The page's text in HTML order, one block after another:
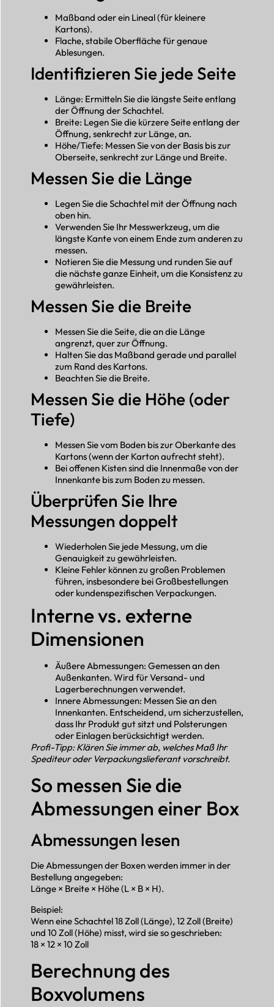
Maßband oder ein Lineal (für kleinere
Kartons).
Flache, stabile Oberfläche für genaue
Ablesungen.
Identifizieren Sie jede Seite
Länge: Ermitteln Sie die längste Seite entlang
der Öffnung der Schachtel.
Breite: Legen Sie die kürzere Seite entlang der
Öffnung, senkrecht zur Länge, an.
Höhe/Tiefe: Messen Sie von der Basis bis zur
Oberseite, senkrecht zur Länge und Breite.
Messen Sie die Länge
Legen Sie die Schachtel mit der Öffnung nach
oben hin.
Verwenden Sie Ihr Messwerkzeug, um die
längste Kante von einem Ende zum anderen zu
messen.
Notieren Sie die Messung und runden Sie auf
die nächste ganze Einheit, um die Konsistenz zu
gewährleisten.
Messen Sie die Breite
Messen Sie die Seite, die an die Länge
angrenzt, quer zur Öffnung.
Halten Sie das Maßband gerade und parallel
zum Rand des Kartons.
Beachten Sie die Breite.
Messen Sie die Höhe (oder
Tiefe)
Messen Sie vom Boden bis zur Oberkante des
Kartons (wenn der Karton aufrecht steht).
Bei offenen Kisten sind die Innenmaße von der
Innenkante bis zum Boden zu messen.
Überprüfen Sie Ihre
Messungen doppelt
Wiederholen Sie jede Messung, um die
Genauigkeit zu gewährleisten.
Kleine Fehler können zu großen Problemen
führen, insbesondere bei Großbestellungen
oder kundenspezifischen Verpackungen.
Interne vs. externe
Dimensionen
Äußere Abmessungen: Gemessen an den
Außenkanten. Wird für Versand- und
Lagerberechnungen verwendet.
Innere Abmessungen: Messen Sie an den
Innenkanten. Entscheidend, um sicherzustellen,
dass Ihr Produkt gut sitzt und Polsterungen
oder Einlagen berücksichtigt werden.
Profi-Tipp: Klären Sie immer ab, welches Maß Ihr
Spediteur oder Verpackungslieferant vorschreibt.
So messen Sie die
Abmessungen einer Box
Abmessungen lesen
Die Abmessungen der Boxen werden immer in der
Bestellung angegeben:
Länge × Breite × Höhe (L × B × H).
Beispiel:
Wenn eine Schachtel 18 Zoll (Länge), 12 Zoll (Breite)
und 10 Zoll (Höhe) misst, wird sie so geschrieben:
18 × 12 × 10 Zoll
Berechnung des
Boxvolumens